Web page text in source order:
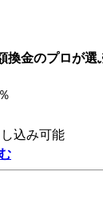
換金のプロが選
込み可能